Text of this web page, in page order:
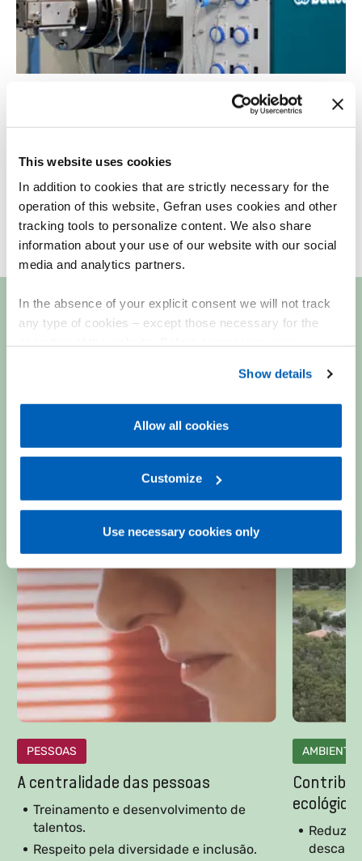
This website uses cookies
In addition to cookies that are strictly necessary for the
operation of this website, Gefran uses cookies and other
tracking tools to personalize content. We also share
information about your use of our website with our social
media and analytics partners.
In the absence of your explicit consent we will not track
any type of cookies – except those necessary for the
Gefran - Cookie
policy.
regarding processing of personal data, at the following
Gefran - Privacy Policy.
Show details
Allow all cookies
Customize
Use necessary cookies only
Gefran and Bausano: tailored solutions in the name of
Veja os outros pilares
PESSOAS
A centralidade das pessoas
Treinamento e desenvolvimento de
talentos.
Respeito pela diversidade e inclusão.
AMBIENTE
ecológica
Reduzir